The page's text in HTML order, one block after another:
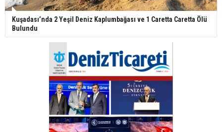
Kuşadası’nda 2 Yeşil Deniz Kaplumbağası ve 1 Caretta Caretta Ölü
Bulundu